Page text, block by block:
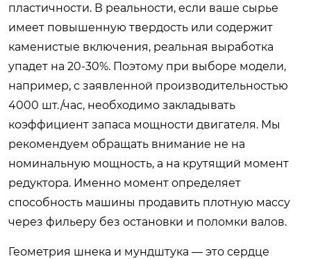
пластичности. В реальности, если ваше сырье
имеет повышенную твердость или содержит
каменистые включения, реальная выработка
упадет на 20-30%. Поэтому при выборе модели,
например, с заявленной производительностью
4000 шт./час, необходимо закладывать
коэффициент запаса мощности двигателя. Мы
рекомендуем обращать внимание не на
номинальную мощность, а на крутящий момент
редуктора. Именно момент определяет
способность машины продавить плотную массу
через фильеру без остановки и поломки валов.
Геометрия шнека и мундштука — это сердце